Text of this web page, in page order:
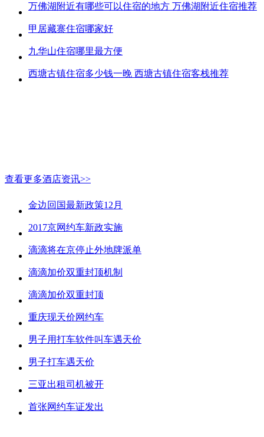
万佛湖附近有哪些可以住宿的地方 万佛湖附近住宿推荐
甲居藏寨住宿哪家好
九华山住宿哪里最方便
西塘古镇住宿多少钱一晚 西塘古镇住宿客栈推荐
查看更多酒店资讯>>
金边回国最新政策12月
2017京网约车新政实施
滴滴将在京停止外地牌派单
滴滴加价双重封顶机制
滴滴加价双重封顶
重庆现天价网约车
男子用打车软件叫车遇天价
男子打车遇天价
三亚出租司机被开
首张网约车证发出